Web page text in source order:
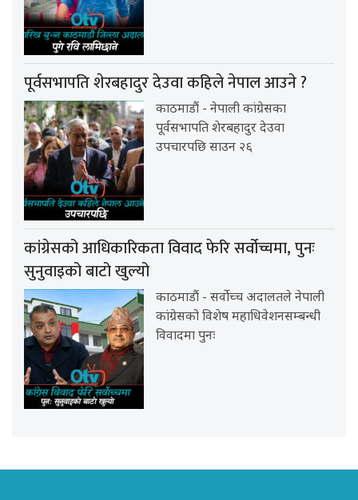
पूर्वसभापति शेरबहादुर देउवा कहिले नेपाल आउने ?
काठमाडौं - नेपाली कांग्रेसका
पूर्वसभापति शेरबहादुर देउवा
उपचारपछि साउन २६
कांग्रेसको आधिकारिकता विवाद फेरि सर्वोच्चमा, पुनः
सुनुवाइको बाटो खुल्यो
काठमाडौं - सर्वोच्च अदालतले नेपाली
कांग्रेसको विशेष महाधिवेशनसम्बन्धी
विवादमा पुनः